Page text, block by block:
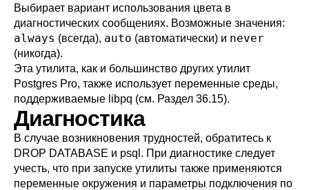
Выбирает вариант использования цвета в
диагностических сообщениях. Возможные значения:
always (всегда), auto (автоматически) и never
(никогда).
Эта утилита, как и большинство других утилит
Postgres Pro, также использует переменные среды,
поддерживаемые libpq (см. Раздел 36.15).
Диагностика
В случае возникновения трудностей, обратитесь к
DROP DATABASE и psql . При диагностике следует
учесть, что при запуске утилиты также применяются
переменные окружения и параметры подключения по